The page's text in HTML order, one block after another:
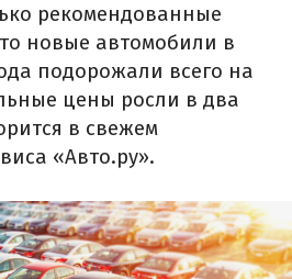
рекомендованные
новые автомобили в
подорожали всего на
цены росли в два
в свежем
«Авто.ру».